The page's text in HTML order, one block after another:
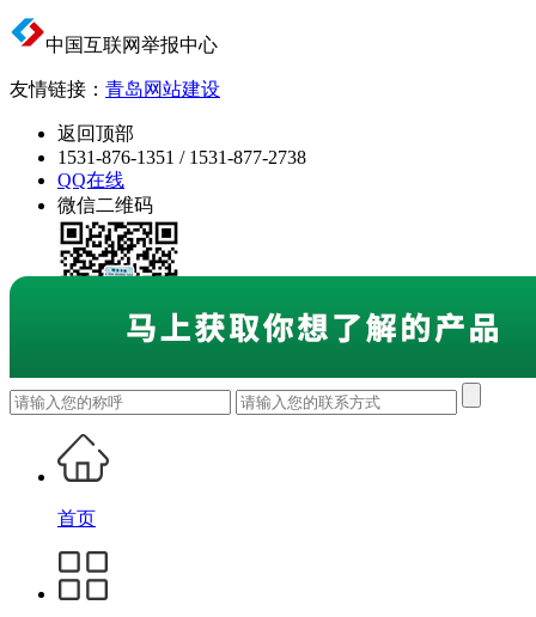
中国互联网举报中心
友情链接： 青岛网站建设
返回顶部
1531-876-1351 / 1531-877-2738
QQ在线
微信二维码
首页